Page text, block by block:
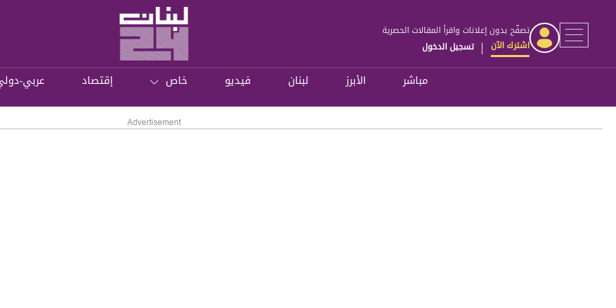
تصفّح بدون إعلانات واقرأ المقالات الحصرية
اشترك الآن | تسجيل الدخول
مباشر الأبرز لبنان فيديو خاص إقتصاد عربي-
Advertisement